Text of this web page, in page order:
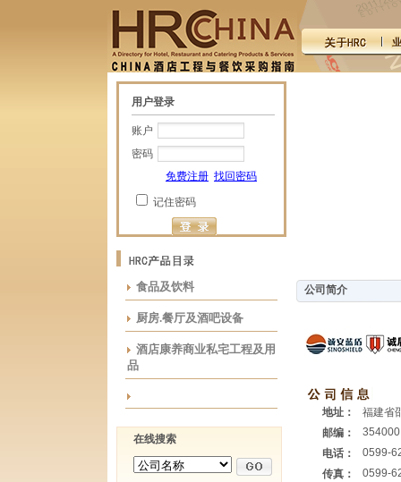
用户登录
账户
密码
免费注册 找回密码
记住密码
食品及饮料
厨房.餐厅及酒吧设备
酒店康养商业私宅工程及用
品
在线搜索
公司简介
地址：
福建省
邮编：
354000
电话：
0599-
传真：
0599-